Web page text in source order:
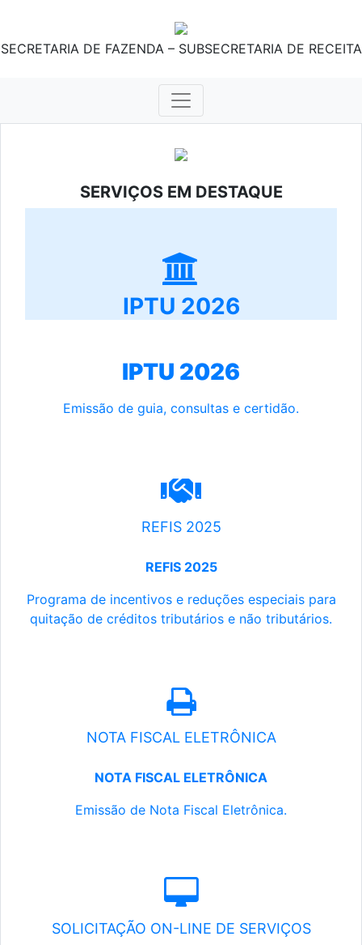
SECRETARIA DE FAZENDA – SUBSECRETARIA DE RECEITA
SERVIÇOS EM DESTAQUE
IPTU 2026
IPTU 2026
Emissão de guia, consultas e certidão.
REFIS 2025
REFIS 2025
Programa de incentivos e reduções especiais para
quitação de créditos tributários e não tributários.
NOTA FISCAL ELETRÔNICA
NOTA FISCAL ELETRÔNICA
Emissão de Nota Fiscal Eletrônica.
SOLICITAÇÃO ON-LINE DE SERVIÇOS